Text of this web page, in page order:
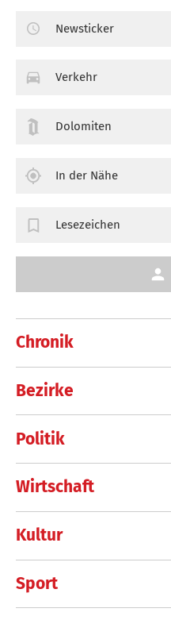
Chronik
Bezirke
Politik
Wirtschaft
Kultur
Sport
Newsticker
Verkehr
Dolomiten
In der Nähe
Lesezeichen